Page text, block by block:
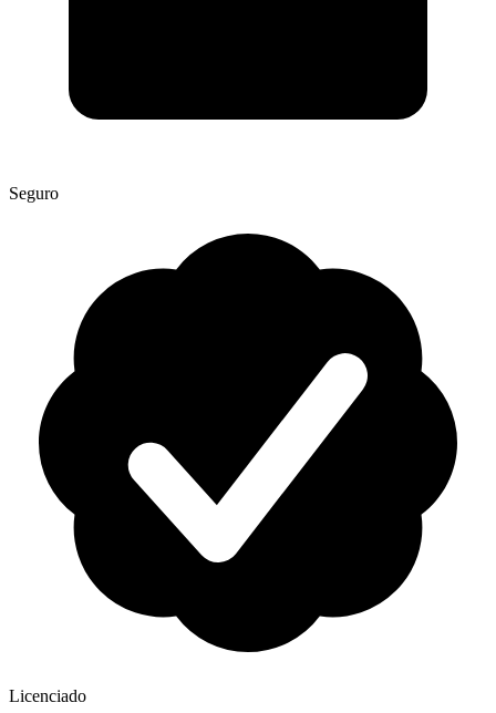
Seguro
Licenciado